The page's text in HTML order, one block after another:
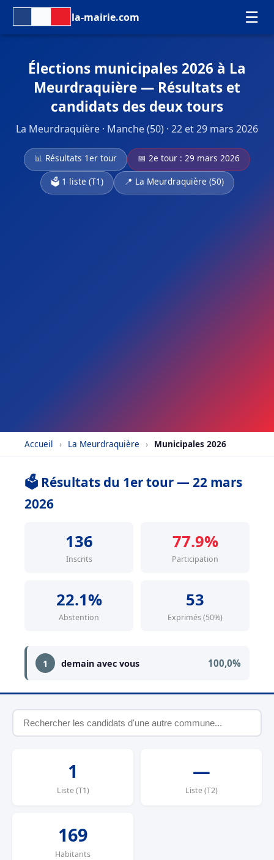
la-mairie.com ☰
Élections municipales 2026 à La
Meurdraquière — Résultats et
candidats des deux tours
La Meurdraquière · Manche (50) · 22 et 29 mars 2026
📊 Résultats 1er tour
📅 2e tour : 29 mars 2026
🗳️ 1 liste (T1)
📍 La Meurdraquière (50)
Accueil › La Meurdraquière › Municipales 2026
🗳️ Résultats du 1er tour — 22 mars
2026
136
Inscrits
77.9%
Participation
22.1%
Abstention
53
Exprimés (50%)
1 demain avec vous 100,0%
1
Liste (T1)
—
Liste (T2)
169
Habitants